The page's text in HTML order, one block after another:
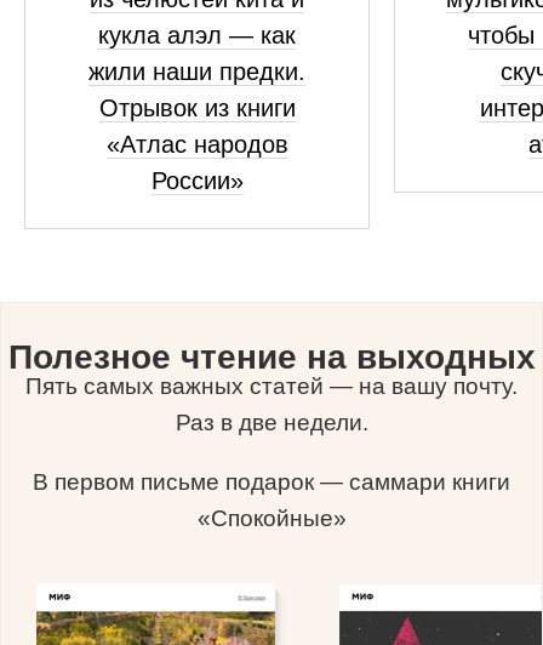
кукла алэл — как
жили наши предки.
Отрывок из книги
«Атлас народов
России»
чтобы
Полезное чтение на выходных
Пять самых важных статей — на вашу почту.
Раз в две недели.
В первом письме подарок — саммари книги
«Спокойные»